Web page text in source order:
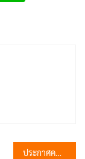
ประกาศคณะกรรมการพนักงานเทศบาลจังหวัดลพบุรี เรื่อง ประกาศหลักเกณฑ์การจัดทำแผนแม่บทการพัฒนาพนักงานเทศบาล (ฉบับที่ 2) พ.ศ. 2564 และประกาศคณะกรรมการพนักงานเทศบาลจังหวัดลพบุรี เรื่อง หลักเกณฑ์และเงื่อนไขเกี่ยวกับพนักงานจ้าง (ฉบับที่ 7) พ.ศ. 2564